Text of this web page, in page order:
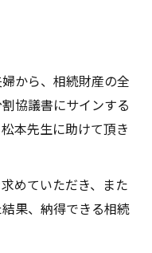
から、相続財産の全
協議書にサインする
本先生に助けて頂き
めていただき、また
果、納得できる相続